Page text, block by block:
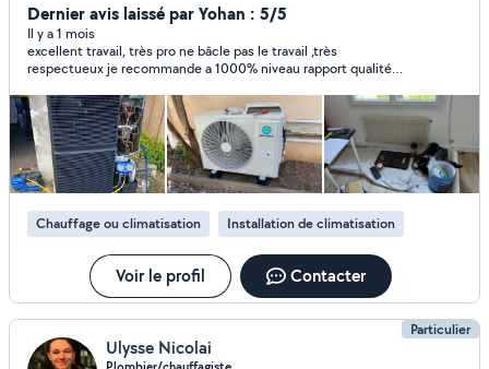
Dernier avis laissé par Yohan : 5/5
Il y a 1 mois
excellent travail, très pro ne bâcle pas le travail ,très
respectueux je recommande a 1000% niveau rapport qualité
Chauffage ou climatisation Installation de climatisation
Voir le profil Contacter
Particulier
Ulysse Nicolai